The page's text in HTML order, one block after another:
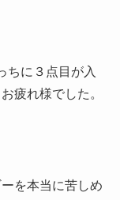
ちに３点目が入
疲れ様でした。
を本当に苦しめ